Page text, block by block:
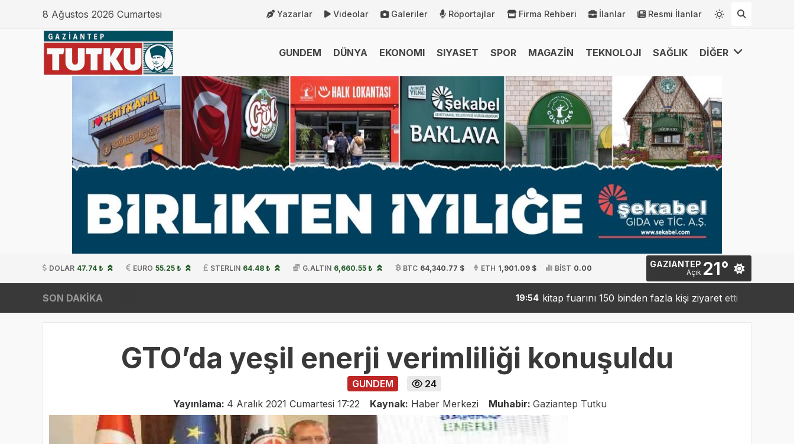
8 Ağustos 2026 Cumartesi Yazarlar Videolar Galeriler Röportajlar Firma Rehberi İlanlar Resmi İlanlar
GUNDEM DÜNYA EKONOMI SIYASET SPOR MAGAZİN TEKNOLOJI SAĞLIK DİĞER
DOLAR 47.74 ₺ EURO 55.25 ₺ STERLIN 64.48 ₺ G.ALTIN 6,660.55 ₺ BTC 64,340.77 $ ETH 1,901.09 $ BİST 0.00 GAZIANTEP
Açık 21°
SON DAKİKA kitap fuarını 150 binden fazla kişi ziyaret etti 19:42 Sanko’dan
GTO’da yeşil enerji verimliliği konuşuldu
GUNDEM
24
Yayınlama: 4 Aralık 2021 Cumartesi 17:22 Kaynak: Haber Merkezi Muhabir: Gaziantep Tutku